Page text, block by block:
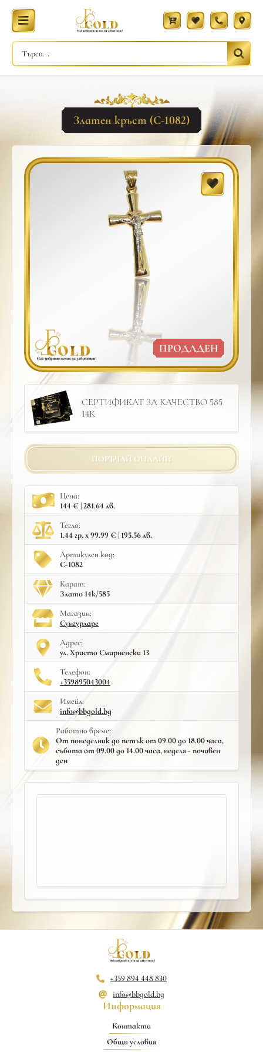
Златен кръст (С-1082)
ПРОДАДЕН
СЕРТИФИКАТ ЗА КАЧЕСТВО 585
14К
ПОРЪЧАЙ ОНЛАЙН
Цена:
144 € | 281.64 лв.
Тегло:
1.44 гр. x 99.99 € | 195.56 лв.
Артикулен код:
С-1082
Карат:
Злато 14к/585
Mагазин:
Сунгурларе
Адрес:
ул. Христо Смирненски 13
Телефон:
+359895043004
Имейл:
info@bbgold.bg
Работно време:
От понеделник до петък от 09.00 до 18.00 часа,
събота от 09.00 до 14.00 часа, неделя - почивен
ден
+359 894 448 830
info@bbgold.bg
Информация
Контакти
Общи условия